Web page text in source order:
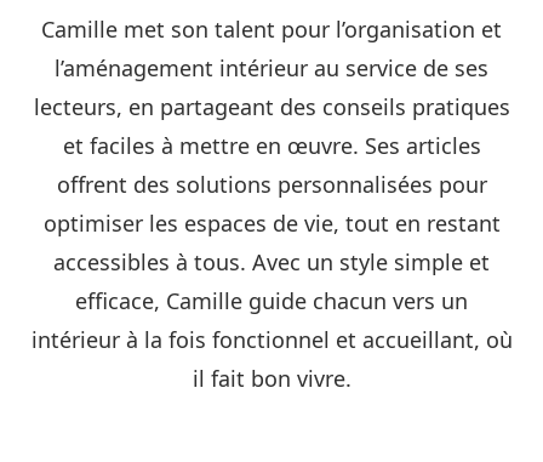
Camille met son talent pour l’organisation et
l’aménagement intérieur au service de ses
lecteurs, en partageant des conseils pratiques
et faciles à mettre en œuvre. Ses articles
offrent des solutions personnalisées pour
optimiser les espaces de vie, tout en restant
accessibles à tous. Avec un style simple et
efficace, Camille guide chacun vers un
intérieur à la fois fonctionnel et accueillant, où
il fait bon vivre.